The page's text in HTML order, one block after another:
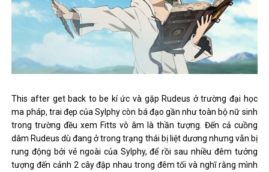
This after get back to be kí ức và gặp Rudeus ở trường đại học
ma pháp, trai đẹp của Sylphy còn bá đạo gần như toàn bộ nữ sinh
trong trường đều xem Fitts vô âm là thần tượng. Đến cả cuồng
dâm Rudeus dù đang ở trong trạng thái bị liệt dương nhưng vẫn bị
rung động bởi vẻ ngoài của Sylphy, để rồi sau nhiều đêm tưởng
tượng đến cảnh 2 cây đập nhau trong đêm tối và nghĩ rằng mình